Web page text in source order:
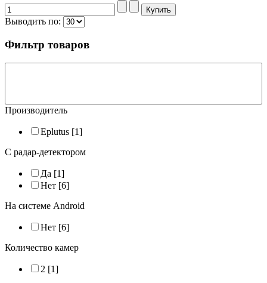
Выводить по:
Фильтр товаров
Производитель
Eplutus [1]
С радар-детектором
Да [1]
Нет [6]
На системе Android
Нет [6]
Количество камер
2 [1]